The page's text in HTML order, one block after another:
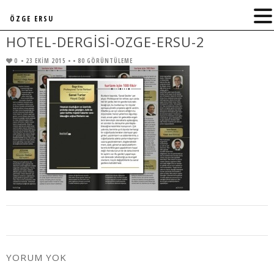
HOTEL-DERGISI-OZGE-ERSU-2
0 • 23 EKIM 2015 • • 80 GÖRÜNTÜLEME
YORUM YOK
ÖZGE ERSU